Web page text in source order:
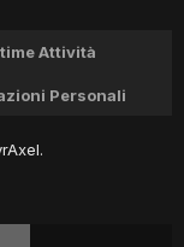
Attività
Personali